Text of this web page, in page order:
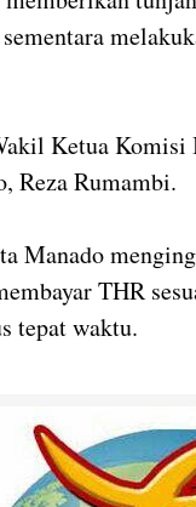
Ketua Komisi
Reza Rumambi.
Manado
THR
tepat waktu.